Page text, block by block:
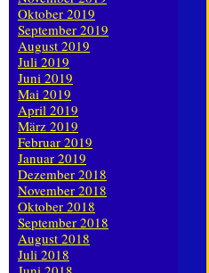
Oktober 2019
September 2019
August 2019
Juli 2019
Juni 2019
Mai 2019
April 2019
März 2019
Februar 2019
Januar 2019
Dezember 2018
November 2018
Oktober 2018
September 2018
August 2018
Juli 2018